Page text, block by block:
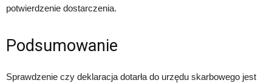
potwierdzenie dostarczenia.
Podsumowanie
Sprawdzenie czy deklaracja dotarła do urzędu skarbowego jest